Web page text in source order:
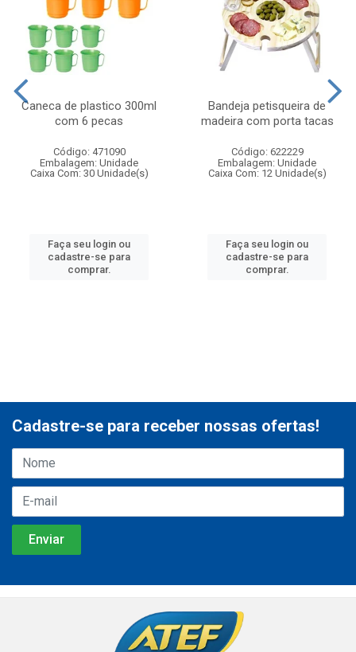
Caneca de plastico 300ml
com 6 pecas
Código: 471090
Embalagem: Unidade
Caixa Com: 30 Unidade(s)
Faça seu login ou
cadastre-se para
comprar.
Bandeja petisqueira de
madeira com porta tacas
Código: 622229
Embalagem: Unidade
Caixa Com: 12 Unidade(s)
Faça seu login ou
cadastre-se para
comprar.
Cadastre-se para receber nossas ofertas!